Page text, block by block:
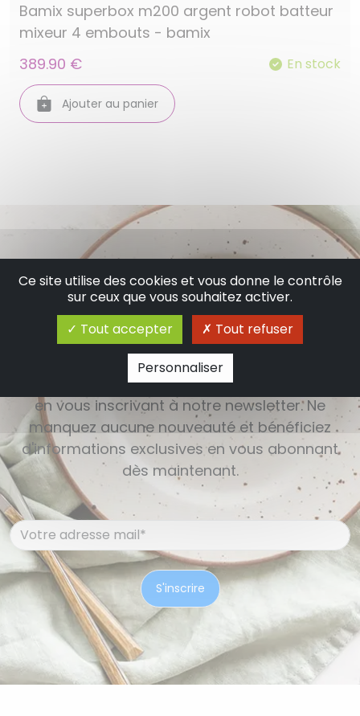
Bamix superbox m200 argent robot batteur
mixeur 4 embouts - bamix
389.90 €
En stock
Ajouter au panier
S'inscrire à la newsletter
Restez informé(e) des dernières actualités,
événements, promotions et offres exclusives
en vous inscrivant à notre newsletter. Ne
manquez aucune nouveauté et bénéficiez
d'informations exclusives en vous abonnant
dès maintenant.
Ce site utilise des cookies et vous donne le contrôle
sur ceux que vous souhaitez activer.
Tout accepter
Tout refuser
Personnaliser